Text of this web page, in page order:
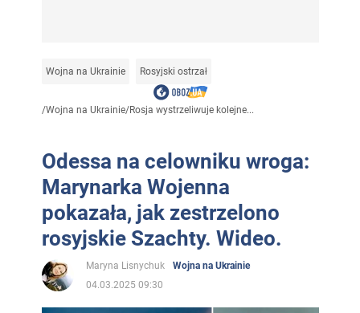
Wojna na Ukrainie Rosyjski ostrzał
/Wojna na Ukrainie/Rosja wystrzeliwuje kolejne...
Odessa na celowniku wroga:
Marynarka Wojenna
pokazała, jak zestrzelono
rosyjskie Szachty. Wideo.
Maryna Lisnychuk
Wojna na Ukrainie
04.03.2025 09:30